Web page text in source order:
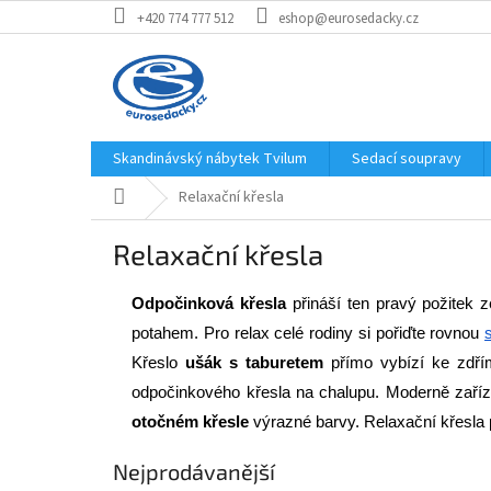
na
+420 774 777 512 eshop@eurosedacky.cz
Skandinávský nábytek Tvilum Sedací soupravy
Domů Relaxační křesla
Relaxační křesla
Odpočinková křesla přináší ten pravý požitek
potahem. Pro relax celé rodiny si pořiďte rovnou
Křeslo ušák s taburetem přímo vybízí ke
odpočinkového křesla na chalupu. Moderně
otočném křesle výrazné barvy. Relaxační křesla
Nejprodávanější